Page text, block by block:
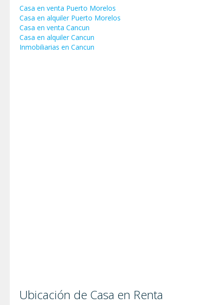
Casa en venta Puerto Morelos
Casa en alquiler Puerto Morelos
Casa en venta Cancun
Casa en alquiler Cancun
Inmobiliarias en Cancun
Ubicación de Casa en Renta